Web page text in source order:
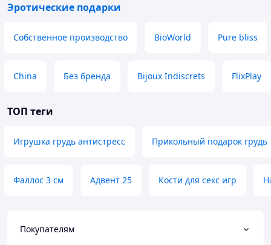
Эротические подарки
Собственное производство BioWorld Pure bliss
China Без бренда Bijoux Indiscrets FlixPlay
ТОП теги
Игрушка грудь антистресс Прикольный подарок грудь
Фаллос 3 см Адвент 25 Кости для секс игр
Покупателям